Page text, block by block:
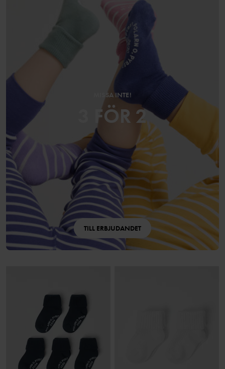
MISSA INTE!
3 FÖR 2
TILL ERBJUDANDET